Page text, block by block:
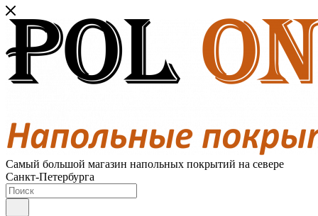
Самый большой магазин напольных покрытий на севере
Санкт-Петербурга